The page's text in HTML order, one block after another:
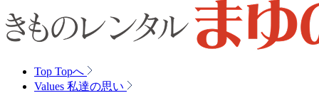
Top Topへ
Values 私達の思い